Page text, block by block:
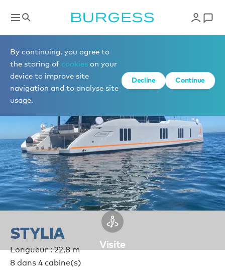
By continuing, you agree to
the storing of cookies on your
device to improve site
navigation and to analyse site
usage.
Decline Continue
Visite virtuelle 360°
Visite
STYLIA
Longueur : 22,8 m
8 dans 4 cabine(s)